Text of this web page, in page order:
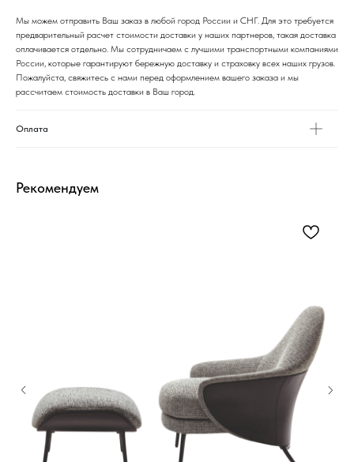
Мы можем отправить Ваш заказ в любой город России и СНГ. Для это требуется
предварительный расчет стоимости доставки у наших партнеров, такая доставка
оплачивается отдельно. Мы сотрудничаем с лучшими транспортными компаниями
России, которые гарантируют бережную доставку и страховку всех наших грузов.
Пожалуйста, свяжитесь с нами перед оформлением вашего заказа и мы
рассчитаем стоимость доставки в Ваш город.
Оплата
Рекомендуем